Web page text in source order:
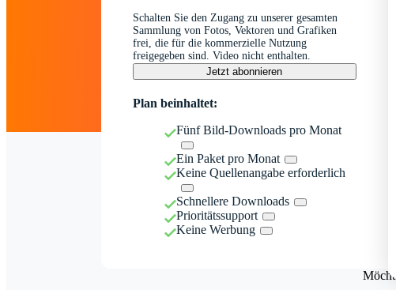
Schalten Sie den Zugang zu unserer gesamten
Sammlung von Fotos, Vektoren und Grafiken
frei, die für die kommerzielle Nutzung
freigegeben sind. Video nicht enthalten.
Jetzt abonnieren
Plan beinhaltet:
Fünf Bild-Downloads pro Monat
Ein Paket pro Monat
Keine Quellenangabe erforderlich
Schnellere Downloads
Prioritätssupport
Keine Werbung